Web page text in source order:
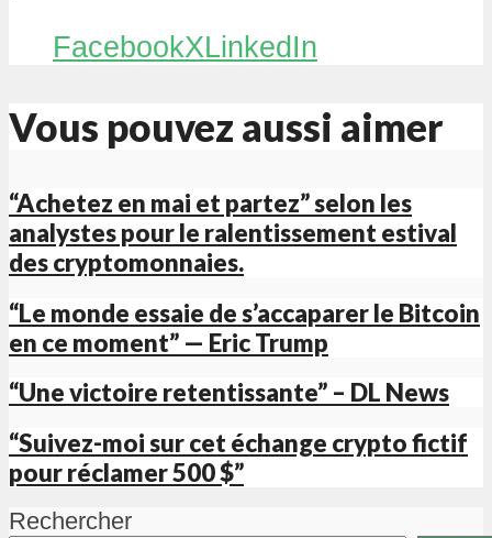
FacebookXLinkedIn
Vous pouvez aussi aimer
“Achetez en mai et partez” selon les
analystes pour le ralentissement estival
des cryptomonnaies.
“Le monde essaie de s’accaparer le Bitcoin
en ce moment” — Eric Trump
“Une victoire retentissante” – DL News
“Suivez-moi sur cet échange crypto fictif
pour réclamer 500 $”
Rechercher